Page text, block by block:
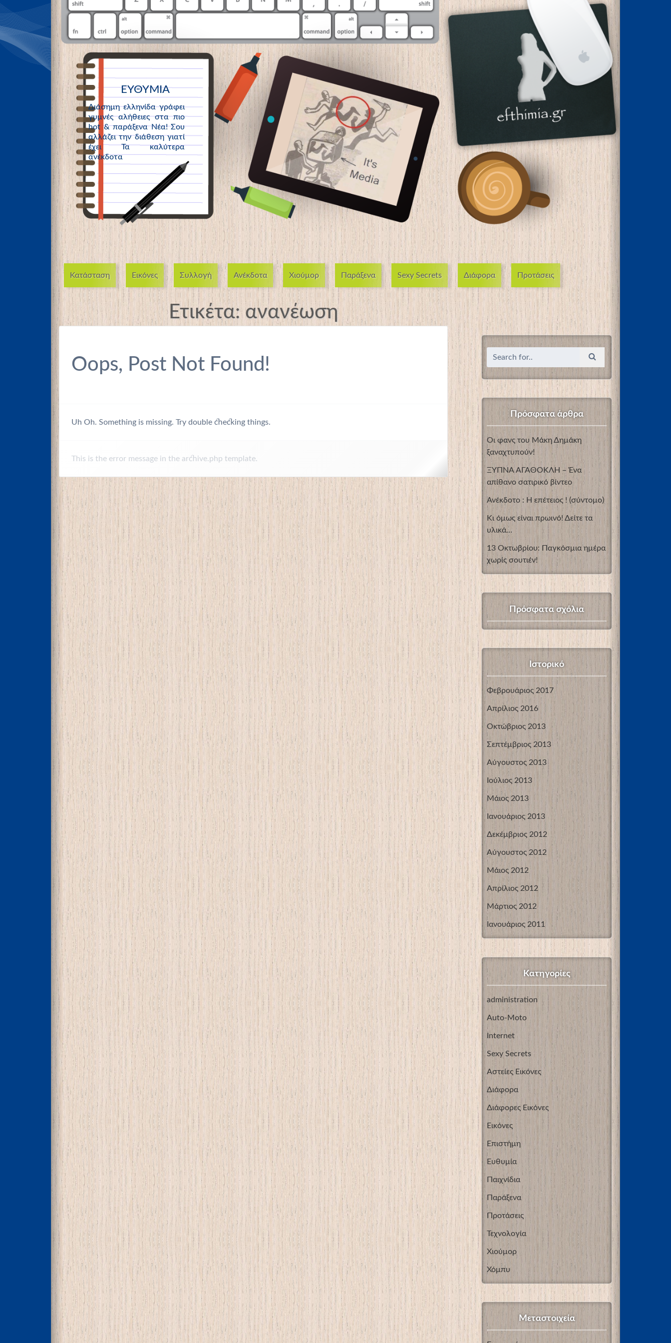
ΕΥΘΥΜΙΑ
Διάσημη ελληνίδα γράφει
γυμνές αλήθειες στα πιο
hot & παράξενα Νέα! Σου
αλλάζει την διάθεση γιατί
έχει Τα καλύτερα
ανέκδοτα
Κατάσταση Εικόνες Συλλογή Ανέκδοτα Χιούμορ Παράξενα Sexy Secrets Διάφορα Προτάσεις
Ετικέτα:ανανέωση
Oops, Post Not Found!
Uh Oh. Something is missing. Try double checking things.
This is the error message in the archive.php template.
Πρόσφατα άρθρα
Οι φανς του Μάκη Δημάκη
ξαναχτυπούν!
ΞΥΠΝΑ ΑΓΑΘΟΚΛΗ – Ένα
απίθανο σατιρικό βίντεο
Ανέκδοτο : Η επέτειος ! (σύντομο)
Κι όμως είναι πρωινό! Δείτε τα
υλικά…
13 Οκτωβρίου: Παγκόσμια ημέρα
χωρίς σουτιέν!
Πρόσφατα σχόλια
Ιστορικό
Φεβρουάριος 2017
Απρίλιος 2016
Οκτώβριος 2013
Σεπτέμβριος 2013
Αύγουστος 2013
Ιούλιος 2013
Μάιος 2013
Ιανουάριος 2013
Δεκέμβριος 2012
Αύγουστος 2012
Μάιος 2012
Απρίλιος 2012
Μάρτιος 2012
Ιανουάριος 2011
Kατηγορίες
administration
Auto-Moto
Internet
Sexy Secrets
Αστείες Εικόνες
Διάφορα
Διάφορες Εικόνες
Εικόνες
Επιστήμη
Ευθυμία
Παιχνίδια
Παράξενα
Προτάσεις
Τεχνολογία
Χιούμορ
Χόμπυ
Μεταστοιχεία